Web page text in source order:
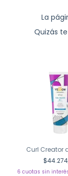
La
Quizás
Curl Creator
6 cuotas sin